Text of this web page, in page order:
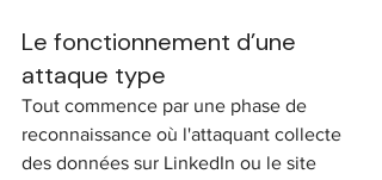
Le fonctionnement d’une
attaque type
Tout commence par une phase de
reconnaissance où l'attaquant collecte
des données sur LinkedIn ou le site